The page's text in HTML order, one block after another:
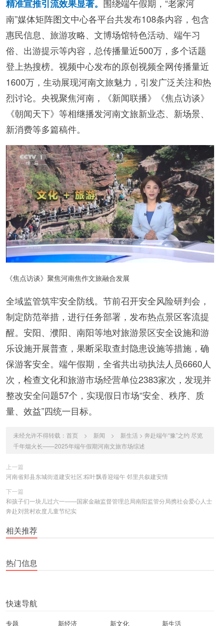
精准宣推引流效果显著。 围绕端午假期，“老家河
南”媒体矩阵图文中心各平台共发布108条内容，包含
惠民信息、旅游攻略、文博场馆特色活动、端午习
俗、出游提示等内容，总传播量近500万，多个话题
登上热搜榜。视频中心发布的原创视频全网传播量近
1600万，生动展现河南文旅魅力，引发广泛关注和热
烈讨论。央视聚焦河南，《新闻联播》《焦点访谈》
《朝闻天下》等相继播发河南文旅新业态、新场景、
新消费等多篇稿件。
《焦点访谈》聚焦河南焦作文旅融合发展
全域监管筑牢安全防线。节前召开安全风险研判会，
制定防范举措，进行任务部署，发布热点景区客流提
醒。安阳、濮阳、南阳等地对旅游景区安全设施和游
乐设施开展普查，果断采取查封隐患设施等措施，确
保游客安全。端午假期，全省共出动执法人员6660人
次，检查文化和旅游市场经营单位2383家次，发现并
整改安全问题57个，实现假日市场“安全、秩序、质
量、效益”四统一目标。
未经允许不得转载： 首页 > 新闻 > 新生活 > 奔赴端午“豫”之约 尽览
千年烟火长——2025年端午假期河南文旅市场综述
上一篇
河南省郏县东城街道建安社区:粽叶飘香迎端午 邻里共叙建安情
下一篇
和孩子们一块儿过六一——国家金融监督管理总局南阳监管分局携社会爱心人士
奔赴刘营村欢度儿童节纪实
相关推荐
热门信息
快速导航
专题 新经济 新文化 新生活